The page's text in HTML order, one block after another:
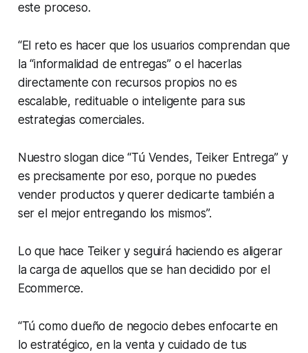
este proceso.
“El reto es hacer que los usuarios comprendan que
la “informalidad de entregas” o el hacerlas
directamente con recursos propios no es
escalable, redituable o inteligente para sus
estrategias comerciales.
Nuestro slogan dice “Tú Vendes, Teiker Entrega” y
es precisamente por eso, porque no puedes
vender productos y querer dedicarte también a
ser el mejor entregando los mismos”.
Lo que hace Teiker y seguirá haciendo es aligerar
la carga de aquellos que se han decidido por el
Ecommerce.
“Tú como dueño de negocio debes enfocarte en
lo estratégico, en la venta y cuidado de tus